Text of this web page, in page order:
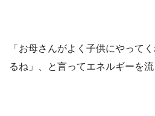
「お母さんがよく子供にやって
るね」、と言ってエネルギーを流